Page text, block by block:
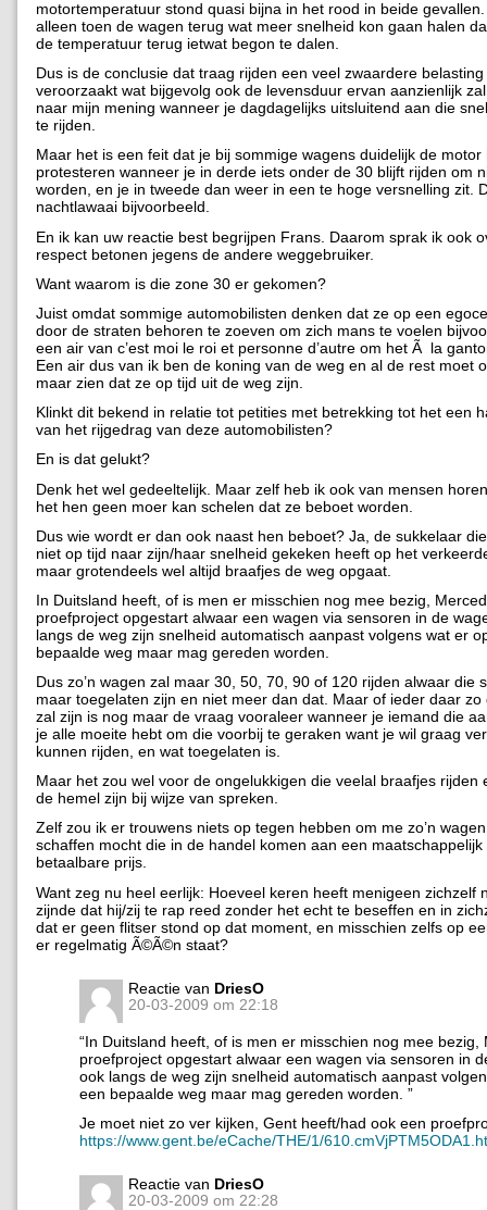
motortemperatuur stond quasi bijna in het rood in beide
alleen toen de wagen terug wat meer snelheid kon gaan halen
de temperatuur terug ietwat begon te dalen.
Dus is de conclusie dat traag rijden een veel zwaardere
veroorzaakt wat bijgevolg ook de levensduur ervan aanzienlijk
naar mijn mening wanneer je dagdagelijks uitsluitend aan die
te rijden.
Maar het is een feit dat je bij sommige wagens duidelijk de motor
protesteren wanneer je in derde iets onder de 30 blijft rijden om
worden, en je in tweede dan weer in een te hoge versnelling zit.
nachtlawaai bijvoorbeeld.
En ik kan uw reactie best begrijpen Frans. Daarom sprak ik ook
respect betonen jegens de andere weggebruiker.
Want waarom is die zone 30 er gekomen?
Juist omdat sommige automobilisten denken dat ze op een
door de straten behoren te zoeven om zich mans te voelen
een air van c’est moi le roi et personne d’autre om het Ã la
Een air dus van ik ben de koning van de weg en al de rest moet
maar zien dat ze op tijd uit de weg zijn.
Klinkt dit bekend in relatie tot petities met betrekking tot het een
van het rijgedrag van deze automobilisten?
En is dat gelukt?
Denk het wel gedeeltelijk. Maar zelf heb ik ook van mensen
het hen geen moer kan schelen dat ze beboet worden.
Dus wie wordt er dan ook naast hen beboet? Ja, de sukkelaar
niet op tijd naar zijn/haar snelheid gekeken heeft op het
maar grotendeels wel altijd braafjes de weg opgaat.
In Duitsland heeft, of is men er misschien nog mee bezig,
proefproject opgestart alwaar een wagen via sensoren in de
langs de weg zijn snelheid automatisch aanpast volgens wat er
bepaalde weg maar mag gereden worden.
Dus zo’n wagen zal maar 30, 50, 70, 90 of 120 rijden alwaar die
maar toegelaten zijn en niet meer dan dat. Maar of ieder daar zo
zal zijn is nog maar de vraag vooraleer wanneer je iemand die
je alle moeite hebt om die voorbij te geraken want je wil graag
kunnen rijden, en wat toegelaten is.
Maar het zou wel voor de ongelukkigen die veelal braafjes rijden
de hemel zijn bij wijze van spreken.
Zelf zou ik er trouwens niets op tegen hebben om me zo’n
schaffen mocht die in de handel komen aan een maatschappelijk
betaalbare prijs.
Want zeg nu heel eerlijk: Hoeveel keren heeft menigeen zichzelf
zijnde dat hij/zij te rap reed zonder het echt te beseffen en in
dat er geen flitser stond op dat moment, en misschien zelfs op
er regelmatig Ã©Ã©n staat?
Reactie van DriesO
20-03-2009 om 22:18
“In Duitsland heeft, of is men er misschien nog mee bezig,
proefproject opgestart alwaar een wagen via sensoren in
ook langs de weg zijn snelheid automatisch aanpast
een bepaalde weg maar mag gereden worden. ”
Je moet niet zo ver kijken, Gent heeft/had ook een
https://www.gent.be/eCache/THE/1/
Reactie van DriesO
20-03-2009 om 22:28